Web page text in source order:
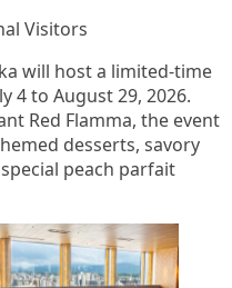
Visitors
will host a limited-time
4 to August 29, 2026.
Red Flamma, the event
desserts, savory
peach parfait